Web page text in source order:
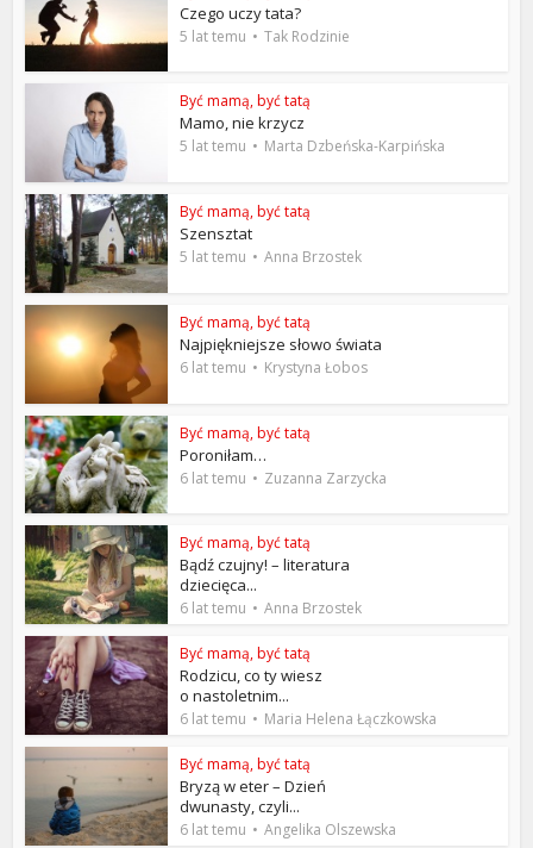
Czego uczy tata?
5 lat temu Tak Rodzinie
Być mamą, być tatą
Mamo, nie krzycz
5 lat temu Marta Dzbeńska-Karpińska
Być mamą, być tatą
Szensztat
5 lat temu Anna Brzostek
Być mamą, być tatą
Najpiękniejsze słowo świata
6 lat temu Krystyna Łobos
Być mamą, być tatą
Poroniłam…
6 lat temu Zuzanna Zarzycka
Być mamą, być tatą
Bądź czujny! – literatura
dziecięca...
6 lat temu Anna Brzostek
Być mamą, być tatą
Rodzicu, co ty wiesz
o nastoletnim...
6 lat temu Maria Helena Łączkowska
Być mamą, być tatą
Bryzą w eter – Dzień
dwunasty, czyli...
6 lat temu Angelika Olszewska